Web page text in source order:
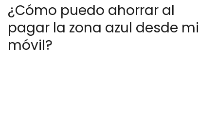
¿Cómo puedo ahorrar al
pagar la zona azul desde mi
móvil?